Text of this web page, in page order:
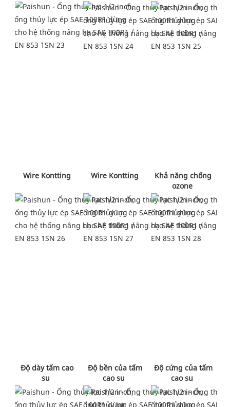
Wire Kontting Wire Kontting
ozone
su
cao su
cao su